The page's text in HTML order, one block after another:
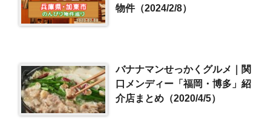
物件（2024/2/8）
バナナマンせっかくグルメ｜関
口メンディー「福岡・博多」紹
介店まとめ（2020/4/5）